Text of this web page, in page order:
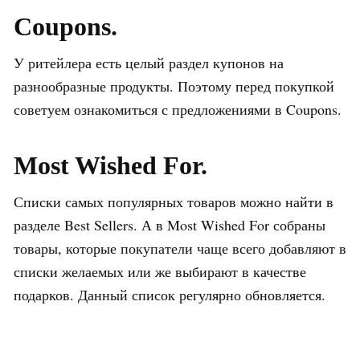
Coupons.
У ритейлера есть целый раздел купонов на
разнообразные продукты. Поэтому перед покупкой
советуем ознакомиться с предложениями в Coupons.
Most Wished For.
Списки самых популярных товаров можно найти в
разделе Best Sellers. А в Most Wished For собраны
товары, которые покупатели чаще всего добавляют в
списки желаемых или же выбирают в качестве
подарков. Данный список регулярно обновляется.